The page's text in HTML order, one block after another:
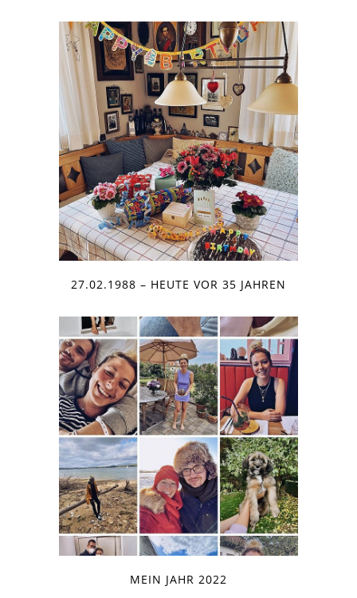
27.02.1988 – HEUTE VOR 35 JAHREN
MEIN JAHR 2022